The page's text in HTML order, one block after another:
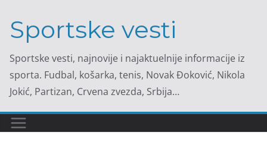
content
Sportske vesti
Sportske vesti, najnovije i najaktuelnije informacije iz
sporta. Fudbal, košarka, tenis, Novak Đoković, Nikola
Jokić, Partizan, Crvena zvezda, Srbija…